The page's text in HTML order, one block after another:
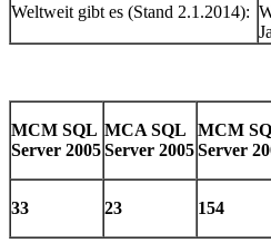
Weltweit gibt es (Stand 2.1.2014):
MCM SQL
Server 2005
MCA SQL
Server 2005
MCM
Server
33 23 154